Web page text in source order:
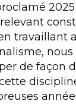
travaillant
de façon